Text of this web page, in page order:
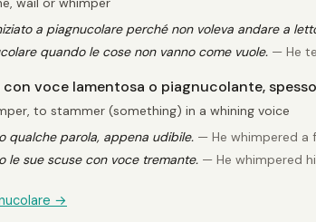
a piagnucolare perché non voleva andare a
quando le cose non vanno come vuole. — He
con voce lamentosa o piagnucolante,
to stammer (something) in a whining voice
qualche parola, appena udibile. — He whimpered a
le sue scuse con voce tremante. — He whimpered
→